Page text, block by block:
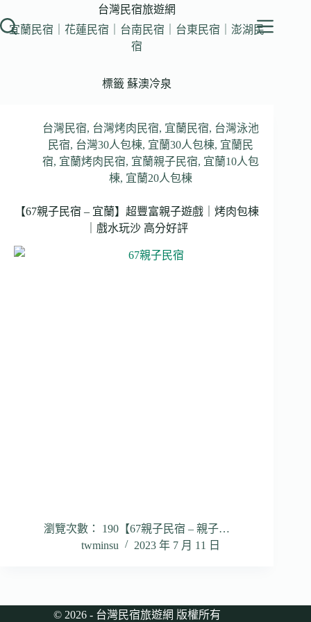
至
台灣民宿旅遊網
宜蘭民宿｜花蓮民宿｜台南民宿｜台東民宿｜澎湖民
宿
標籤 蘇澳冷泉
台灣民宿, 台灣烤肉民宿, 宜蘭民宿, 台灣泳池
民宿, 台灣30人包棟, 宜蘭30人包棟, 宜蘭民
宿, 宜蘭烤肉民宿, 宜蘭親子民宿, 宜蘭10人包
棟, 宜蘭20人包棟
【67親子民宿 – 宜蘭】超豐富親子遊戲｜烤肉包棟
｜戲水玩沙 高分好評
瀏覽次數： 190【67親子民宿 – 親子…
twminsu
2023 年 7 月 11 日
© 2026 - 台灣民宿旅遊網 版權所有